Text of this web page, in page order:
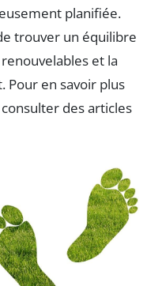
planifiée.
trouver un équilibre
et la
Pour en savoir plus
des articles